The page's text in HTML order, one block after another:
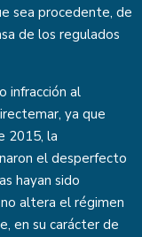
sea procedente, de
de los regulados
infracción al
ya que
2015, la
el desperfecto
hayan sido
altera el régimen
en su carácter de